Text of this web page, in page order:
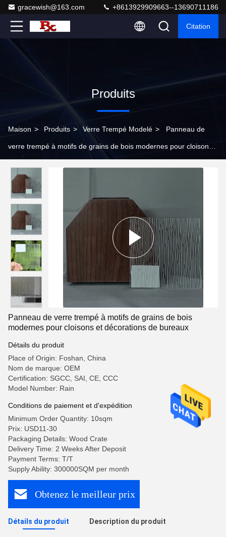
gracewish@163.com +8613929909663--13690711186
Citation
Produits
Maison > Produits > Verre Trempé Modelé > Panneau de
verre trempé à motifs de grains de bois modernes pour cloisons
Panneau de verre trempé à motifs de grains de bois
modernes pour cloisons et décorations de bureaux
Détails du produit
Place of Origin: Foshan, China
Nom de marque: OEM
Certification: SGCC, SAI, CE, CCC
Model Number: Rain
Conditions de paiement et d'expédition
Minimum Order Quantity: 10sqm
Prix: USD11-30
Packaging Details: Wood Crate
Delivery Time: 2 Weeks After Deposit
Payment Terms: T/T
Supply Ability: 300000SQM per month
Obtenez le meilleur prix
Détails du produit Description du produit